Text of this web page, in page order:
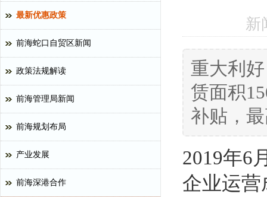
新
重大利
赁面积
补贴，
2019年6
企业运
最新优惠政策
前海蛇口自贸区新闻
政策法规解读
前海管理局新闻
前海规划布局
产业发展
前海深港合作